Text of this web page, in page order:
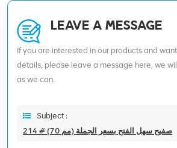
LEAVE A MESSAGE
If you are interested in our products and
details, please leave a message here, we
as we can.
Subject :
214 # (70 مم) صفيح سهل الفتح بسعر الجملة